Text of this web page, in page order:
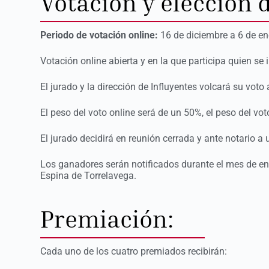
Periodo de votación online: 16 de diciembre a 6 de
Votación online abierta y en la que participa quien
El jurado y la dirección de Influyentes volcará su
El peso del voto online será de un 50%, el peso del
El jurado decidirá en reunión cerrada y ante notario a
Los ganadores serán notificados durante el mes de
Espina de Torrelavega.
Premiación:
Cada uno de los cuatro premiados recibirán: